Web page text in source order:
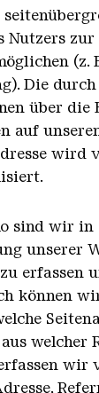
Nutzers zur
(z.
Die
über die
auf
wird
sind wir in
unserer
erfassen
können
welcher
wir